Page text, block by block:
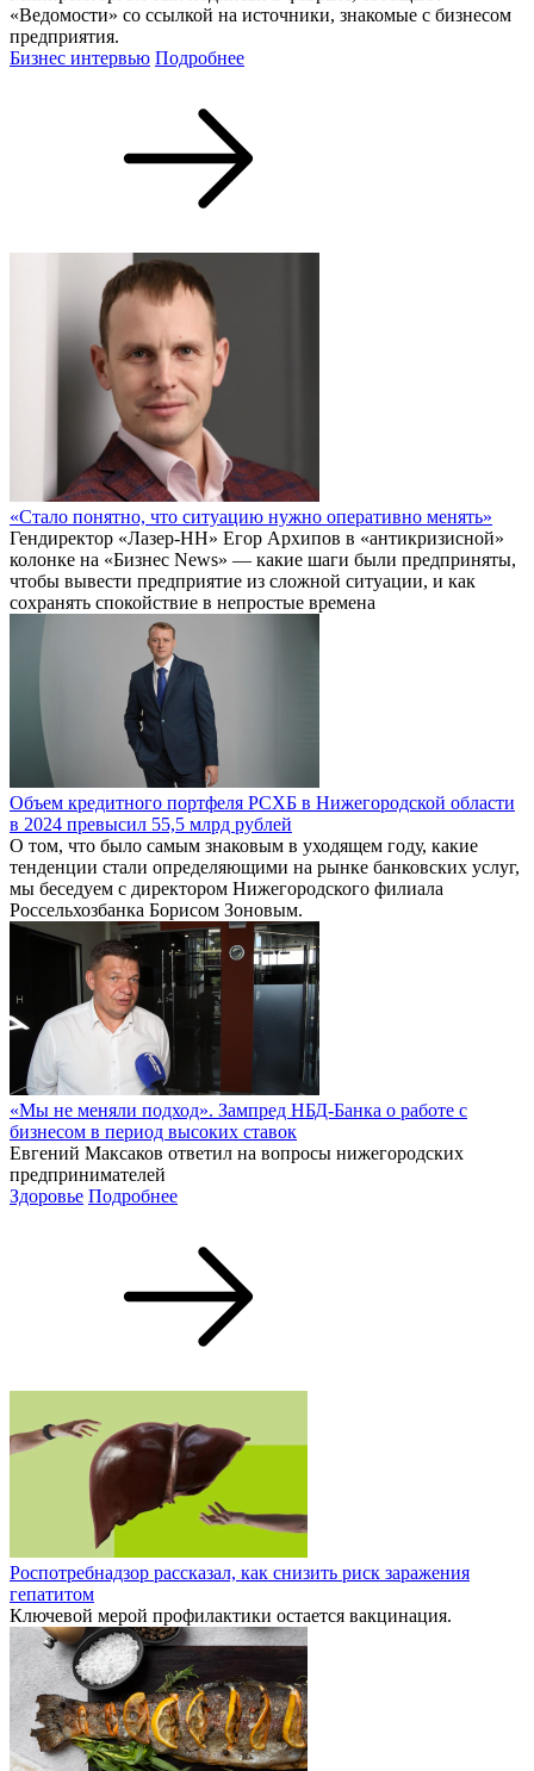
«Ведомости» со ссылкой на источники, знакомые с бизнесом
предприятия.
Бизнес интервью Подробнее
«Стало понятно, что ситуацию нужно оперативно менять»
Гендиректор «Лазер-НН» Егор Архипов в «антикризисной»
колонке на «Бизнес News» — какие шаги были предприняты,
чтобы вывести предприятие из сложной ситуации, и как
сохранять спокойствие в непростые времена
Объем кредитного портфеля РСХБ в Нижегородской области
в 2024 превысил 55,5 млрд рублей
О том, что было самым знаковым в уходящем году, какие
тенденции стали определяющими на рынке банковских услуг,
мы беседуем с директором Нижегородского филиала
Россельхозбанка Борисом Зоновым.
«Мы не меняли подход». Зампред НБД-Банка о работе с
бизнесом в период высоких ставок
Евгений Максаков ответил на вопросы нижегородских
предпринимателей
Здоровье Подробнее
Роспотребнадзор рассказал, как снизить риск заражения
гепатитом
Ключевой мерой профилактики остается вакцинация.